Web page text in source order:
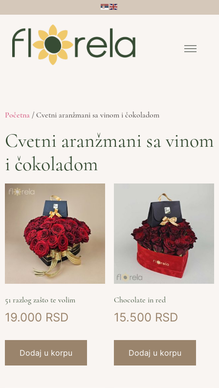
Početna / Cvetni aranžmani sa vinom i čokoladom
Cvetni aranžmani sa vinom
i čokoladom
51 razlog zašto te volim
19.000
Dodaj u korpu
Chocolate in red
15.500
Dodaj u korpu